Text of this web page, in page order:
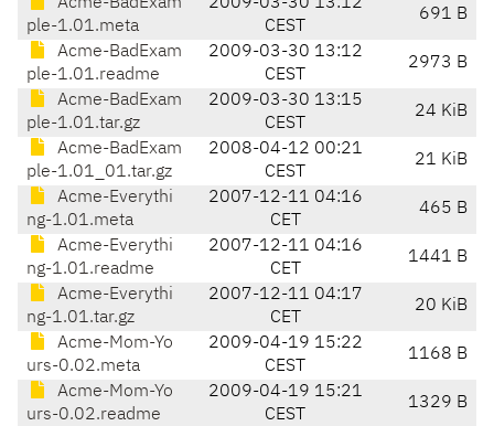
ple-1.01.meta
CEST
691 B
Acme-BadExam
ple-1.01.readme
2009-03-30 13:12
CEST
2973 B
Acme-BadExam
ple-1.01.tar.gz
2009-03-30 13:15
CEST
24 KiB
Acme-BadExam
ple-1.01_01.tar.gz
2008-04-12 00:21
CEST
21 KiB
Acme-Everythi
ng-1.01.meta
2007-12-11 04:16
CET
465 B
Acme-Everythi
ng-1.01.readme
2007-12-11 04:16
CET
1441 B
Acme-Everythi
ng-1.01.tar.gz
2007-12-11 04:17
CET
20 KiB
Acme-Mom-Yo
urs-0.02.meta
2009-04-19 15:22
CEST
1168 B
Acme-Mom-Yo
urs-0.02.readme
2009-04-19 15:21
CEST
1329 B